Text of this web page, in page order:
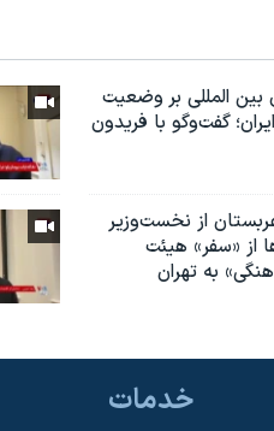
بین المللی بر وضعیت
گفت‌وگو با فریدون
از نخست‌وزیر
از «سفر» هیئت
به تهران
خدمات